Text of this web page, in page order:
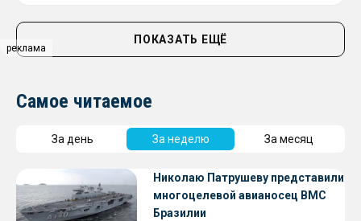
реклама
ПОКАЗАТЬ ЕЩЁ
Самое читаемое
За день За неделю За месяц
Николаю Патрушеву представили
многоцелевой авианосец ВМС
Бразилии